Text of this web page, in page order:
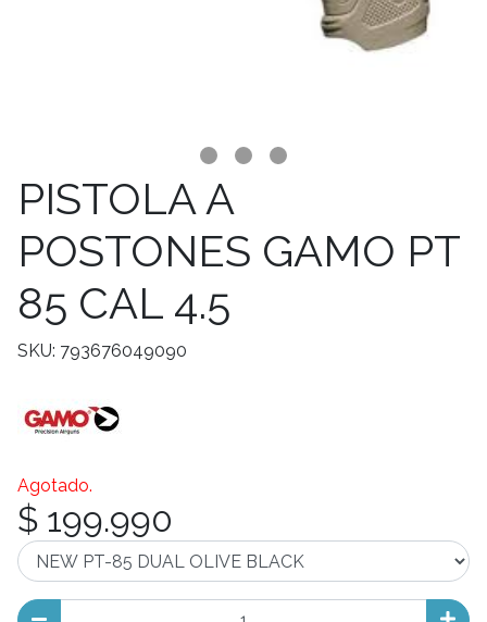
PISTOLA A
POSTONES GAMO PT
85 CAL 4.5
SKU: 793676049090
Agotado.
$ 199.990